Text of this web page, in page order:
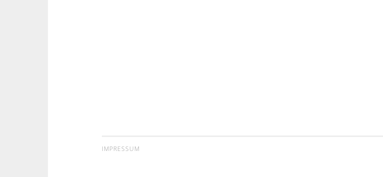
IMPRESSUM